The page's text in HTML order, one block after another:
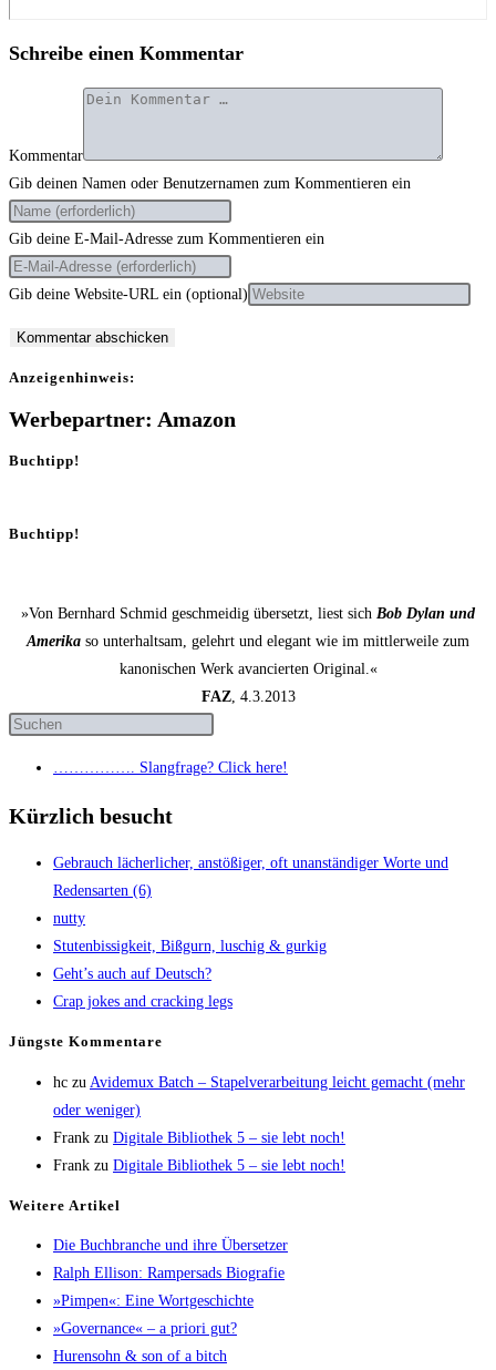
Schreibe einen Kommentar
Kommentar
Gib deinen Namen oder Benutzernamen zum Kommentieren ein
Gib deine E-Mail-Adresse zum Kommentieren ein
Gib deine Website-URL ein (optional)
Anzei­gen­hin­weis:
Werbepartner: Amazon
Buchtipp!
Buchtipp!
»Von Bernhard Schmid geschmeidig übersetzt, liest sich Bob Dylan und
Amerika so unterhaltsam, gelehrt und elegant wie im mittlerweile zum
kanonischen Werk avancierten Original.«
FAZ, 4.3.2013
……………. Slang­fra­ge? Click here!
Kürzlich besucht
Gebrauch lächer­li­cher, anstö­ßi­ger, oft unan­stän­di­ger Wor­te und
Redens­ar­ten (6)
nut­ty
Stu­ten­bis­sig­keit, Biß­gurn, luschig & gurkig
Geht’s auch auf Deutsch?
Crap jokes and crack­ing legs
Jüngs­te Kommentare
hc zu Avi­de­mux Batch – Sta­pel­ver­ar­bei­tung leicht gemacht (mehr
oder weniger)
Frank zu Digi­ta­le Biblio­thek 5 – sie lebt noch!
Frank zu Digi­ta­le Biblio­thek 5 – sie lebt noch!
Wei­te­re Artikel
Die Buch­bran­che und ihre Übersetzer
Ralph Elli­son: Ram­pers­ads Biografie
»Pim­pen«: Eine Wortgeschichte
»Gover­nan­ce« – a prio­ri gut?
Huren­sohn & son of a bitch